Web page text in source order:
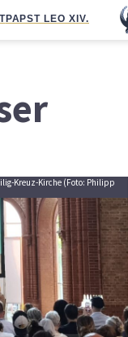
PAPST LEO XIV.
Kreuz-Kirche (Foto: Philipp